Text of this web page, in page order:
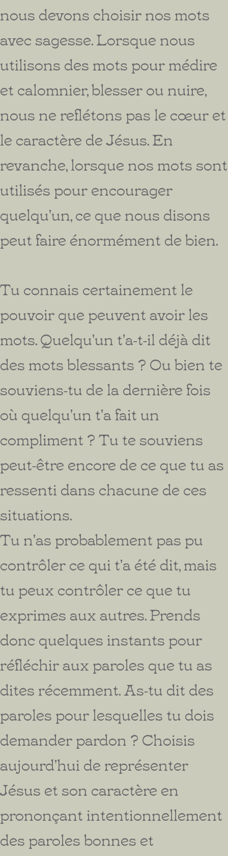
nous devons choisir nos mots
avec sagesse. Lorsque nous
utilisons des mots pour médire
et calomnier, blesser ou nuire,
nous ne reflétons pas le cœur et
le caractère de Jésus. En
revanche, lorsque nos mots sont
utilisés pour encourager
quelqu'un, ce que nous disons
peut faire énormément de bien.
Tu connais certainement le
pouvoir que peuvent avoir les
mots. Quelqu'un t'a-t-il déjà dit
des mots blessants ? Ou bien te
souviens-tu de la dernière fois
où quelqu'un t'a fait un
compliment ? Tu te souviens
peut-être encore de ce que tu as
ressenti dans chacune de ces
situations.
Tu n'as probablement pas pu
contrôler ce qui t'a été dit, mais
tu peux contrôler ce que tu
exprimes aux autres. Prends
donc quelques instants pour
réfléchir aux paroles que tu as
dites récemment. As-tu dit des
paroles pour lesquelles tu dois
demander pardon ? Choisis
aujourd'hui de représenter
Jésus et son caractère en
prononçant intentionnellement
des paroles bonnes et